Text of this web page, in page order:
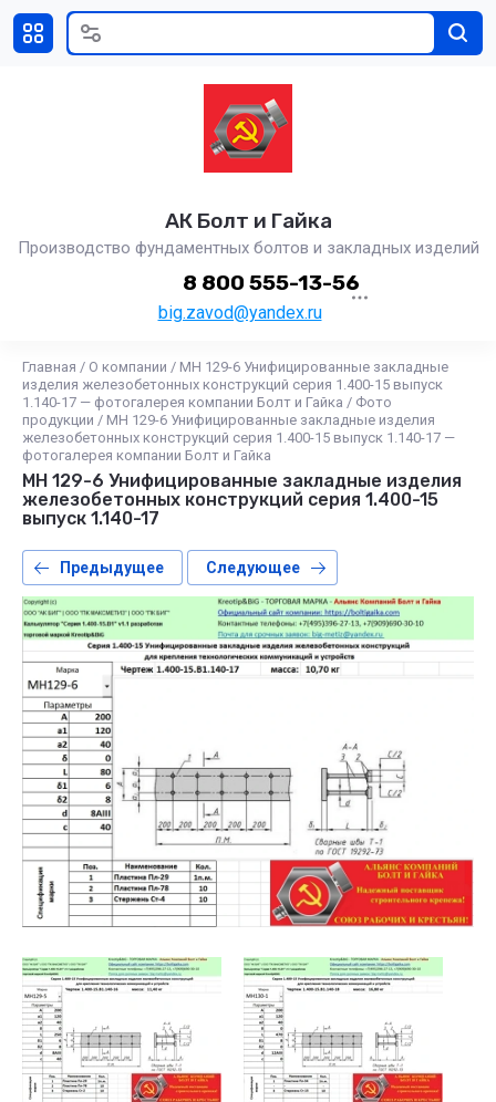
АК Болт и Гайка
Производство фундаментных болтов и закладных изделий
big.zavod@yandex.ru
8 800 555-13-56
Главная / О компании / МН 129-6 Унифицированные закладные
изделия железобетонных конструкций серия 1.400-15 выпуск
1.140-17 — фотогалерея компании Болт и Гайка / Фото
продукции / МН 129-6 Унифицированные закладные изделия
железобетонных конструкций серия 1.400-15 выпуск 1.140-17 —
фотогалерея компании Болт и Гайка
МН 129-6 Унифицированные закладные изделия
железобетонных конструкций серия 1.400-15
выпуск 1.140-17
Предыдущее Следующее